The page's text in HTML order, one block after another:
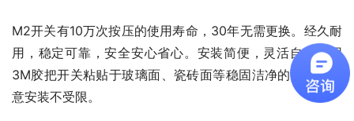
M2开关有10万次按压的使用寿命，30年无需更换。经久耐
用，稳定可靠，安全安心省心。安装简便，灵活自由，用
3M胶把开关粘贴于玻璃面、瓷砖面等稳固洁净的表面，随
意安装不受限。